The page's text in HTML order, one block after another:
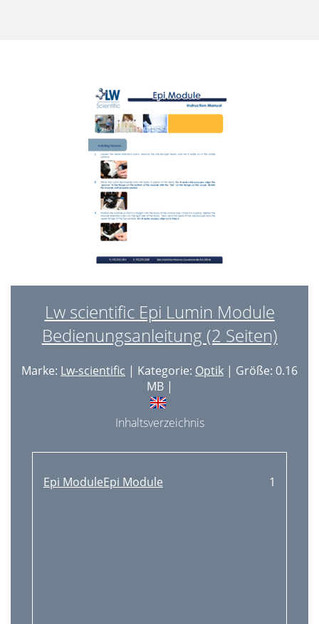
Lw scientific Epi Lumin Module
Bedienungsanleitung (2 Seiten)
Marke: Lw-scientific | Kategorie: Optik | Größe: 0.16
MB |
Inhaltsverzeichnis
Epi ModuleEpi Module 1